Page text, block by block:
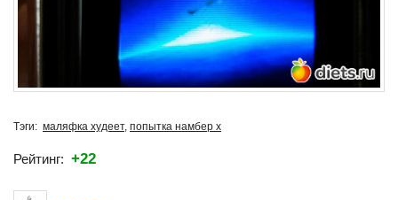
Тэги: маляфка худеет, попытка намбер х
Рейтинг: +22